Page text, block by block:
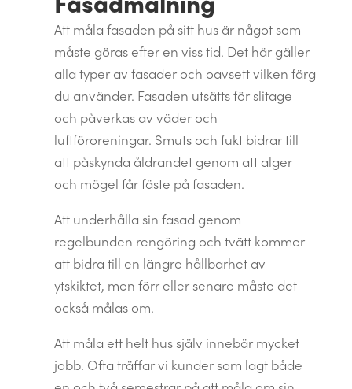
Att måla fasaden på sitt hus är något som
måste göras efter en viss tid. Det här gäller
alla typer av fasader och oavsett vilken färg
du använder. Fasaden utsätts för slitage
och påverkas av väder och
luftföroreningar. Smuts och fukt bidrar till
att påskynda åldrandet genom att alger
och mögel får fäste på fasaden.
Att underhålla sin fasad genom
regelbunden rengöring och tvätt kommer
att bidra till en längre hållbarhet av
ytskiktet, men förr eller senare måste det
också målas om.
Att måla ett helt hus själv innebär mycket
jobb. Ofta träffar vi kunder som lagt både